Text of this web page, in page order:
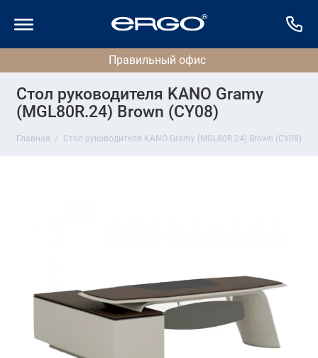
Стол руководителя KANO Gramy
(MGL80R.24) Brown (CY08)
Главная Стол руководителя KANO Gramy (MGL80R.24) Brown (CY08)